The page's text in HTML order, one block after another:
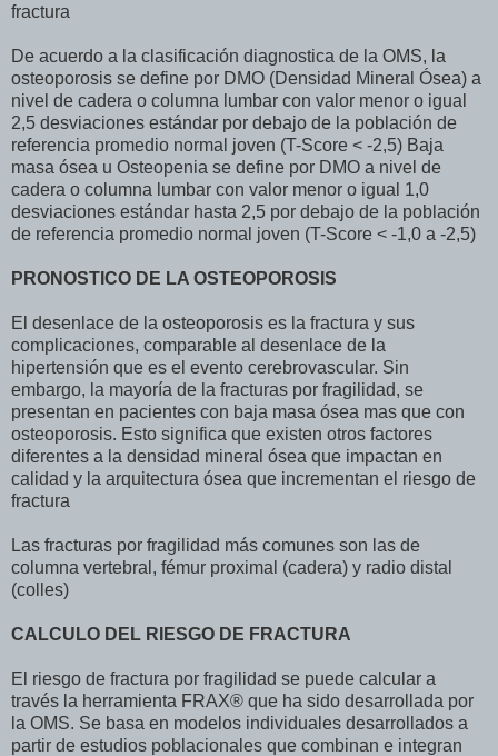
fractura
De acuerdo a la clasificación diagnostica de la OMS, la
osteoporosis se define por DMO (Densidad Mineral Ósea) a
nivel de cadera o columna lumbar con valor menor o igual
2,5 desviaciones estándar por debajo de la población de
referencia promedio normal joven (T-Score < -2,5) Baja
masa ósea u Osteopenia se define por DMO a nivel de
cadera o columna lumbar con valor menor o igual 1,0
desviaciones estándar hasta 2,5 por debajo de la población
de referencia promedio normal joven (T-Score < -1,0 a -2,5)
PRONOSTICO DE LA OSTEOPOROSIS
El desenlace de la osteoporosis es la fractura y sus
complicaciones, comparable al desenlace de la
hipertensión que es el evento cerebrovascular. Sin
embargo, la mayoría de la fracturas por fragilidad, se
presentan en pacientes con baja masa ósea mas que con
osteoporosis. Esto significa que existen otros factores
diferentes a la densidad mineral ósea que impactan en
calidad y la arquitectura ósea que incrementan el riesgo de
fractura
Las fracturas por fragilidad más comunes son las de
columna vertebral, fémur proximal (cadera) y radio distal
(colles)
CALCULO DEL RIESGO DE FRACTURA
El riesgo de fractura por fragilidad se puede calcular a
través la herramienta FRAX® que ha sido desarrollada por
la OMS. Se basa en modelos individuales desarrollados a
partir de estudios poblacionales que combinan e integran